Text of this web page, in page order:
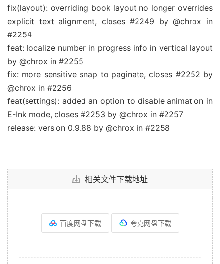
fix(layout): overriding book layout no longer overrides
explicit text alignment, closes #2249 by @chrox in
#2254
feat: localize number in progress info in vertical layout
by @chrox in #2255
fix: more sensitive snap to paginate, closes #2252 by
@chrox in #2256
feat(settings): added an option to disable animation in
E-Ink mode, closes #2253 by @chrox in #2257
release: version 0.9.88 by @chrox in #2258
相关文件下载地址
百度网盘下载 夸克网盘下载
--------------------------------------------------------------